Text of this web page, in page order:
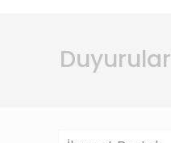
Duyurular